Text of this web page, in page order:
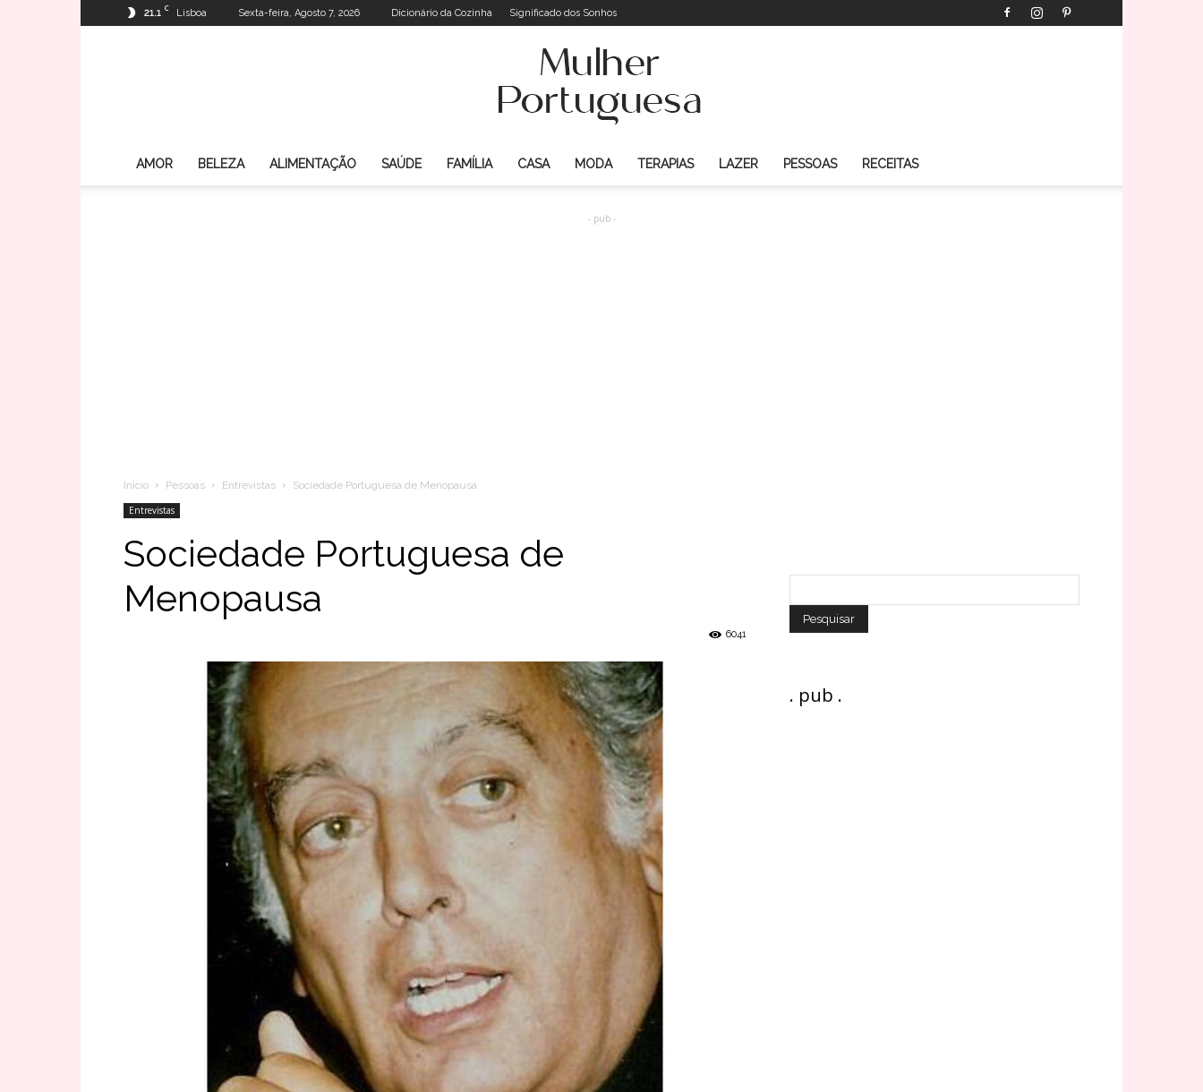
21.1 C Lisboa Sexta-feira, Agosto 7, 2026 Dicionário da Cozinha Significado dos Sonhos
AMOR BELEZA ALIMENTAÇÃO SAÚDE FAMÍLIA CASA MODA TERAPIAS LAZER PESSOAS RECEITAS
- pub -
Inicio Pessoas Entrevistas
Sociedade Portuguesa de Menopausa
Entrevistas
Sociedade Portuguesa de
Menopausa
6041
. pub .